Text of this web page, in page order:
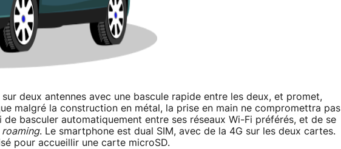
deux antennes avec une bascule rapide entre les deux, et promet,
malgré la construction en métal, la prise en main ne compromettra pas
de basculer automatiquement entre ses réseaux Wi-Fi préférés, et de se
roaming. Le smartphone est dual SIM, avec de la 4G sur les deux cartes.
pour accueillir une carte microSD.